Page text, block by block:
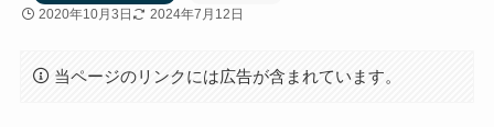
2020年10月3日 2024年7月12日
当ページのリンクには広告が含まれています。